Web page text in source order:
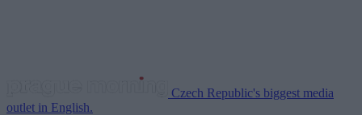
Czech Republic's biggest media
outlet in English.